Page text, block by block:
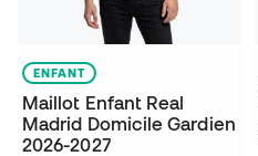
ENFANT
Maillot Enfant Real
Madrid Domicile Gardien
2026-2027